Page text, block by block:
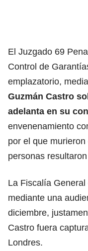
El Juzgado 69
Control de
emplazatorio,
Guzmán Castro
adelanta en su
envenenamiento
por el que
personas
La Fiscalía
mediante una
diciembre,
Castro fuera
Londres.